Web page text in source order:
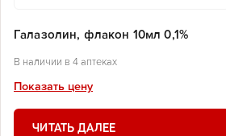
Галазолин, флакон 10мл 0,1%
В наличии в 4 аптеках
Показать цену
ЧИТАТЬ ДАЛЕЕ